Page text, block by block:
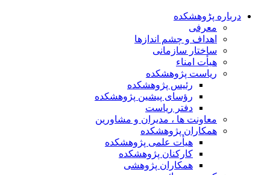
درباره پڑوهشکده
معرفی
اهداف و چشم اندازها
ساختار سازمانی
هیأت امناء
ریاست پژوهشکده
رئیس پژوهشکده
رؤسای پیشین پژوهشکده
دفتر ریاست
معاونت ها ، مدیران و مشاورین
همکاران پژوهشکده
هیأت علمی پژوهشکده
کارکنان پژوهشکده
همکاران پژوهشی